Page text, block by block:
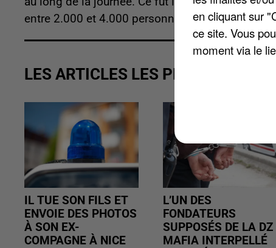
entre 2.000 et 4.000 personnes ont défilé dans
LES ARTICLES LES PLUS VUS
IL TUE SON FILS ET
ENVOIE DES PHOTOS
À SON EX-
COMPAGNE À NICE
L’UN DES
FONDATEURS
SUPPOSÉS DE LA DZ
MAFIA INTERPELLÉ
en cliquant sur
ce site. Vous
moment via le